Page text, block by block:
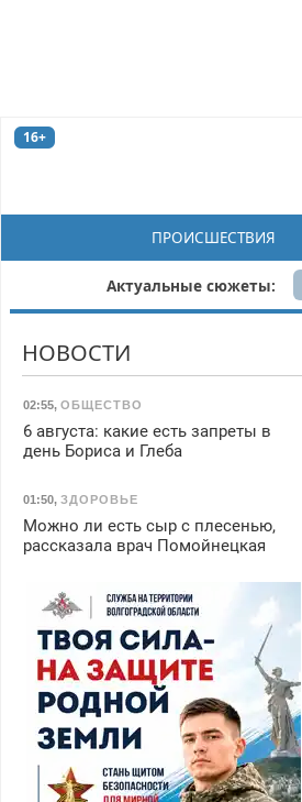
16+
ПРОИСШЕСТВИЯ
Актуальные сюжеты:
НОВОСТИ
02:55, ОБЩЕСТВО
6 августа: какие есть запреты в
день Бориса и Глеба
01:50, ЗДОРОВЬЕ
Можно ли есть сыр с плесенью,
рассказала врач Помойнецкая